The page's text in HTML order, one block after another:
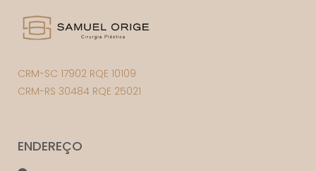
CRM-SC 17902 RQE 10109
CRM-RS 30484 RQE 25021
ENDEREÇO